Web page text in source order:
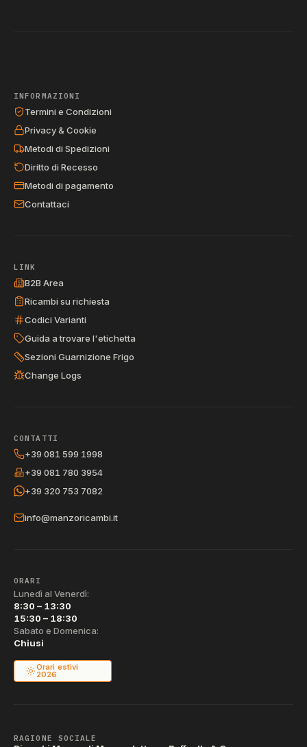
INFORMAZIONI
Termini e Condizioni
Privacy & Cookie
Metodi di Spedizioni
Diritto di Recesso
Metodi di pagamento
Contattaci
LINK
B2B Area
Ricambi su richiesta
Codici Varianti
Guida a trovare l'etichetta
Sezioni Guarnizione Frigo
Change Logs
CONTATTI
+39 081 599 1998
+39 081 780 3954
+39 320 753 7082
info@manzoricambi.it
ORARI
Lunedì al Venerdì:
8:30 – 13:30
15:30 – 18:30
Sabato e Domenica:
Chiusi
Orari estivi
2026
RAGIONE SOCIALE